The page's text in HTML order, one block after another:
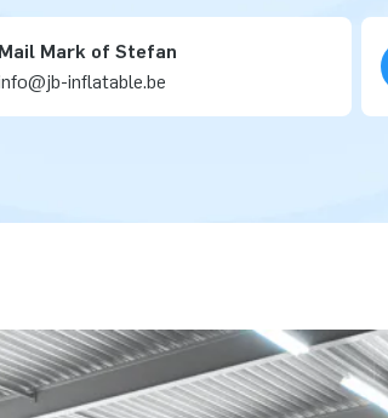
Mail Mark of Stefan
inflatable.be